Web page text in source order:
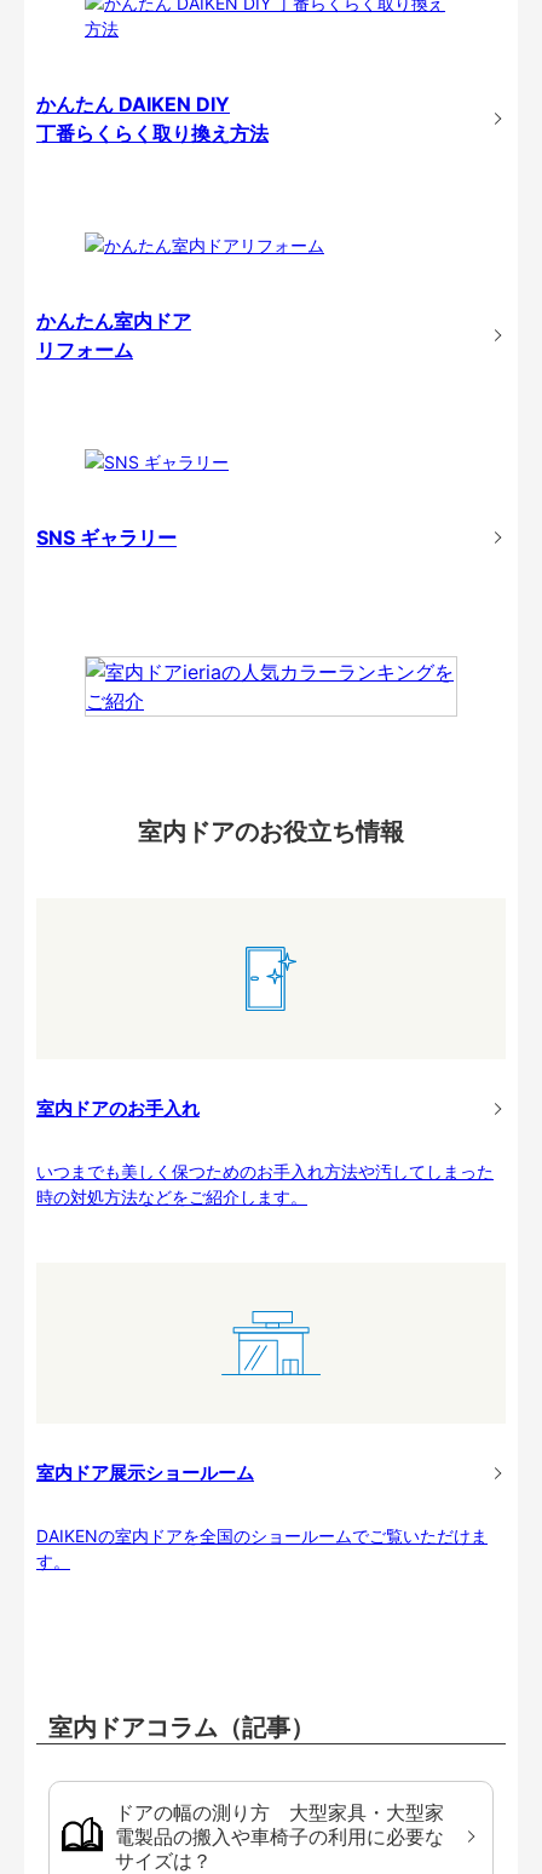
かんたん DAIKEN DIY
丁番らくらく取り換え方法
かんたん室内ドア
リフォーム
SNS ギャラリー
室内ドアのお役立ち情報
室内ドアのお手入れ
いつまでも美しく保つためのお手入れ方法や汚してしまった
時の対処方法などをご紹介します。
室内ドア展示ショールーム
DAIKENの室内ドアを全国のショールームでご覧いただけま
す。
室内ドアコラム（記事）
ドアの幅の測り方 大型家具・大型家
電製品の搬入や車椅子の利用に必要な
サイズは？